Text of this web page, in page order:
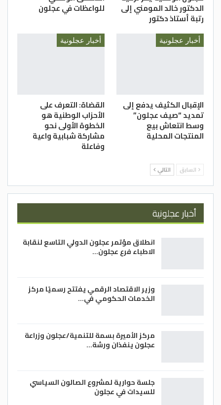
الدكتور خالد المومني إلى
رتبة أستاذ دكتور
للواعظات في عجلون
أخبار عجلونية
الإقبال الكثيف يدفع إلى
تمديد “صيف عجلون”
وسط انتعاش بيع
المنتجات المحلية
أخبار عجلونية
القضاة: التعرف على
الأحزاب الوطنية هو
الخطوة الأولى نحو
مشاركة شبابية واعية
وفاعلة
السابق التالي
أخبار عجلونية
انطلاق مؤتمر عجلون الدولي التاسع لنقابة
الاطباء فرع عجلون…
وزير الاقتصاد الرقمي يفتتح رسميًا مركز
الخدمات الحكومي في…
مركز الأميرة بسمة للتنمية/عجلون وزراعة
عجلون ينفذان ورشة…
جلسة حوارية لمشروع الصالون السياسي
للسيدات في عجلون